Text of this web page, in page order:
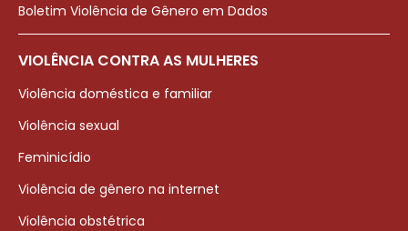
Boletim Violência de Gênero em Dados
VIOLÊNCIA CONTRA AS MULHERES
Violência doméstica e familiar
Violência sexual
Feminicídio
Violência de gênero na internet
Violência obstétrica